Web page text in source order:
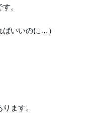
。
ばいいのに…）
ます。